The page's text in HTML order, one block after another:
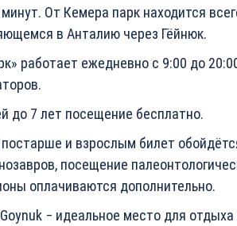
минут. От Кемера парк находится
в Анталию через Гёйнюк.
работает ежедневно с 9:00 до
до 7 лет посещение бесплатно.
и взрослым билет
посещение
оплачиваются дополнительно.
− идеальное место для